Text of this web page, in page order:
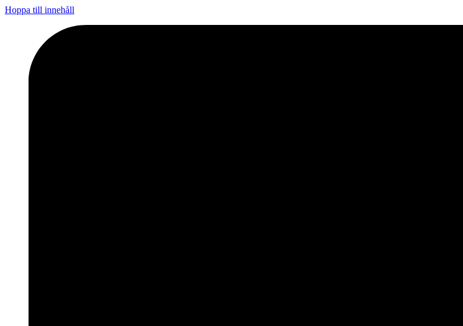
Hoppa till innehåll